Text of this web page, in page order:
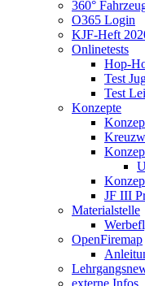
360°
O365 Login
KJF-Heft
Onlinetests
Hop-
Test
Test
Konzepte
JF III
Materialstelle
OpenFiremap
externe Infos